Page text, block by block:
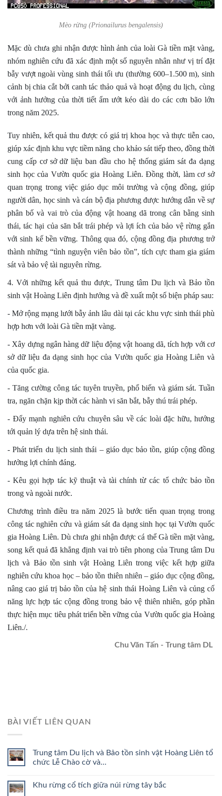
Mèo rừng (Prionailurus bengalensis)
Mặc dù chưa ghi nhận được hình ảnh của loài Gà tiền mặt vàng,
nhóm nghiên cứu đã xác định một số nguyên nhân như vị trí đặt
bẫy vượt ngoài vùng sinh thái tối ưu (thường 600–1.500 m), sinh
cảnh bị chia cắt bởi canh tác thảo quả và hoạt động du lịch, cùng
với ảnh hưởng của thời tiết ẩm ướt kéo dài do các cơn bão lớn
trong năm 2025.
Tuy nhiên, kết quả thu được có giá trị khoa học và thực tiễn cao,
giúp xác định khu vực tiềm năng cho khảo sát tiếp theo, đồng thời
cung cấp cơ sở dữ liệu ban đầu cho hệ thống giám sát đa dạng
sinh học của Vườn quốc gia Hoàng Liên. Đồng thời, làm cơ sở
quan trọng trong việc giáo dục môi trường và cộng đồng, giúp
người dân, học sinh và cán bộ địa phương được hướng dẫn về sự
phân bố và vai trò của động vật hoang dã trong cân bằng sinh
thái, tác hại của săn bắt trái phép và lợi ích của bảo vệ rừng gắn
với sinh kế bền vững. Thông qua đó, cộng đồng địa phương trở
thành những “tình nguyện viên bảo tồn”, tích cực tham gia giám
sát và bảo vệ tài nguyên rừng.
4. Với những kết quả thu được, Trung tâm Du lịch và Bảo tồn
sinh vật Hoàng Liên định hướng và đề xuất một số biện pháp sau:
- Mở rộng mạng lưới bẫy ảnh lâu dài tại các khu vực sinh thái phù
hợp hơn với loài Gà tiền mặt vàng.
- Xây dựng ngân hàng dữ liệu động vật hoang dã, tích hợp với cơ
sở dữ liệu đa dạng sinh học của Vườn quốc gia Hoàng Liên và
của quốc gia.
- Tăng cường công tác tuyên truyền, phổ biến và giám sát. Tuần
tra, ngăn chặn kịp thời các hành vi săn bắt, bẫy thú trái phép.
- Đẩy mạnh nghiên cứu chuyên sâu về các loài đặc hữu, hướng
tới quản lý dựa trên hệ sinh thái.
- Phát triển du lịch sinh thái – giáo dục bảo tồn, giúp cộng đồng
hưởng lợi chính đáng.
- Kêu gọi hợp tác kỹ thuật và tài chính từ các tổ chức bảo tồn
trong và ngoài nước.
Chương trình điều tra năm 2025 là bước tiến quan trọng trong
công tác nghiên cứu và giám sát đa dạng sinh học tại Vườn quốc
gia Hoàng Liên. Dù chưa ghi nhận được cá thể Gà tiền mặt vàng,
song kết quả đã khẳng định vai trò tiên phong của Trung tâm Du
lịch và Bảo tồn sinh vật Hoàng Liên trong việc kết hợp giữa
nghiên cứu khoa học – bảo tồn thiên nhiên – giáo dục cộng đồng,
nâng cao giá trị bảo tồn của hệ sinh thái Hoàng Liên và củng cố
năng lực hợp tác cộng đồng trong bảo vệ thiên nhiên, góp phần
thực hiện mục tiêu phát triển bền vững của Vườn quốc gia Hoàng
Liên./.
Chu Văn Tấn - Trung tâm DL
BÀI VIẾT LIÊN QUAN
Trung tâm Du lịch và Bảo tồn sinh vật Hoàng Liên tổ
chức Lễ Chào cờ và...
Khu rừng cổ tích giữa núi rừng tây bắc